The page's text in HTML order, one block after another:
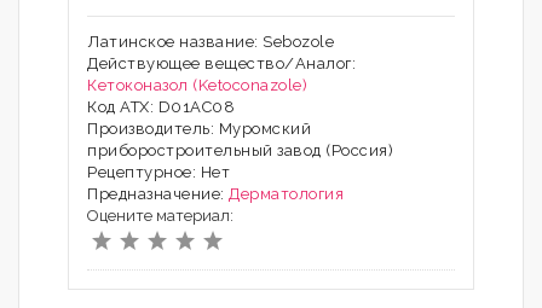
Латинское название: Sebozole
Действующее вещество/Аналог:
Кетоконазол (Ketoconazole)
Код АТХ: D01AC08
Производитель: Муромский
приборостроительный завод (Россия)
Рецептурное: Нет
Предназначение: Дерматология
Оцените материал: